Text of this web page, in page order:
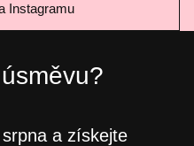
Instagramu
a získejte